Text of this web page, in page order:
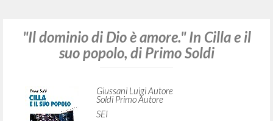
RICERCA AVANZATA »
8DOCUMENTI TROVATI